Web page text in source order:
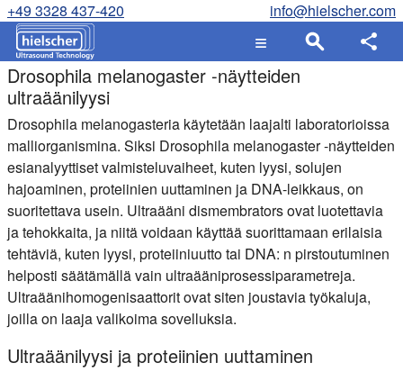
+49 3328 437-420 info@hielscher.com
Drosophila melanogaster -näytteiden
ultraäänilyysi
Drosophila melanogasteria käytetään laajalti laboratorioissa
malliorganismina. Siksi Drosophila melanogaster -näytteiden
esianalyyttiset valmisteluvaiheet, kuten lyysi, solujen
hajoaminen, proteiinien uuttaminen ja DNA-leikkaus, on
suoritettava usein. Ultraääni dismembrators ovat luotettavia
ja tehokkaita, ja niitä voidaan käyttää suorittamaan erilaisia
tehtäviä, kuten lyysi, proteiiniuutto tai DNA: n pirstoutuminen
helposti säätämällä vain ultraääniprosessiparametreja.
Ultraäänihomogenisaattorit ovat siten joustavia työkaluja,
joilla on laaja valikoima sovelluksia.
Ultraäänilyysi ja proteiinien uuttaminen